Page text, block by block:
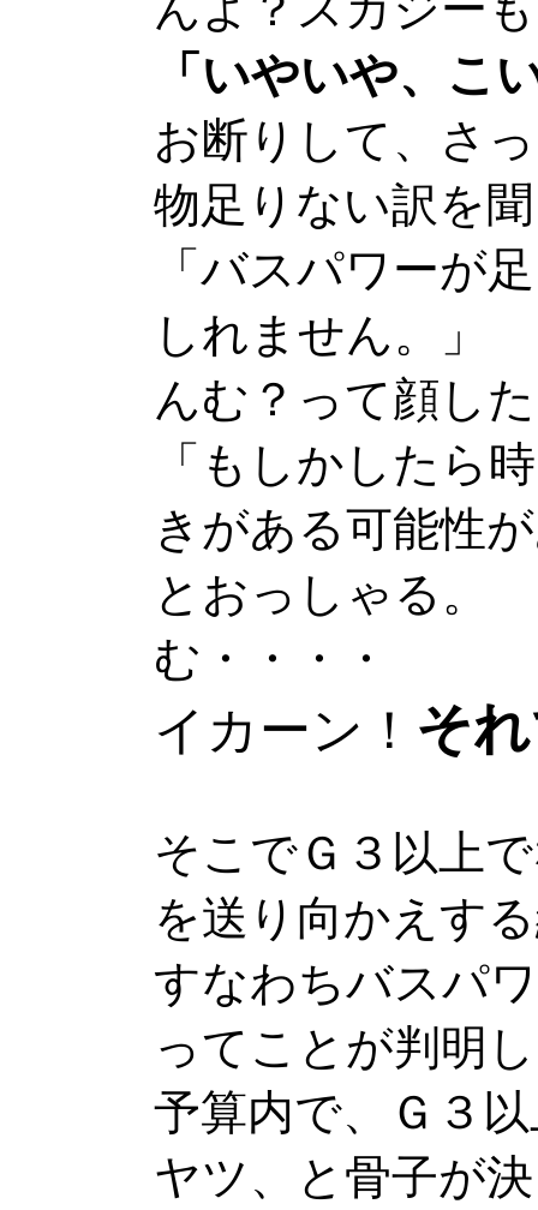
「いやいや、こ
お断りして、さ
物足りない訳を
「バスパワーが
しれません。」
んむ？って顔し
「もしかしたら
きがある可能性
とおっしゃる
む・・・・
イカーン！ そ
そこでＧ３以上
を送り向かえす
すなわちバスパ
ってことが判明
予算内で、Ｇ３
ヤツ、と骨子が